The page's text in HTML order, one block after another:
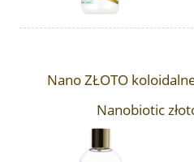
Nano ZŁOTO
Nanobiotic